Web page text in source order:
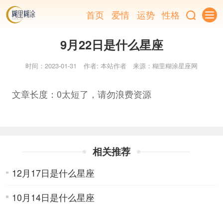
首页 爱情 运势 性格
9月22日是什么星座
时间：2023-01-31 作者: 本站作者 来源：糊里糊涂星座网
文章长度：0太短了，请勿浪费资源
相关推荐
12月17日是什么星座
10月14日是什么星座